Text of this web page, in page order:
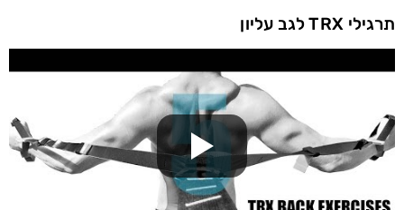
תרגילי TRX לגב עליון